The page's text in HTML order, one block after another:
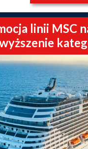
linii MSC